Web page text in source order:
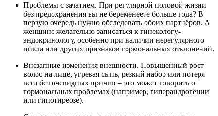
Проблемы с зачатием. При регулярной половой жизни
без предохранения вы не беременеете больше года? В
первую очередь нужно обследовать обоих партнёров. А
женщине желательно записаться к гинекологу-
эндокринологу, особенно при наличии нерегулярного
цикла или других признаков гормональных отклонений.
Внезапные изменения внешности. Повышенный рост
волос на лице, угревая сыпь, резкий набор или потеря
веса без очевидных причин – это может говорить о
гормональных проблемах (например, гиперандрогении
или гипотиреозе).